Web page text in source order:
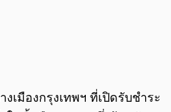
เมืองกรุงเทพฯ ที่เปิดรับชำระ